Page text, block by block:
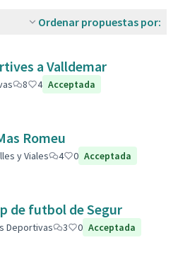
Ordenar propuestas por:
a Valldemar
8 4 Acceptada
Romeu
y Viales 4 0 Acceptada
de futbol de Segur
Deportivas 3 0 Acceptada